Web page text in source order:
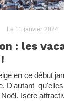
Le 11 janvier 2024
: les
en ce début
D'autant
Isère